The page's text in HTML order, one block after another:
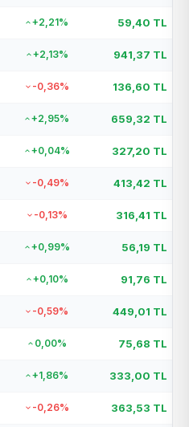
+2,21% 59,40 TL
+2,13% 941,37 TL
-0,36% 136,60 TL
+2,95% 659,32 TL
+0,04% 327,20 TL
-0,49% 413,42 TL
-0,13% 316,41 TL
+0,99% 56,19 TL
+0,10% 91,76 TL
-0,59% 449,01 TL
0,00% 75,68 TL
+1,86% 333,00 TL
-0,26% 363,53 TL